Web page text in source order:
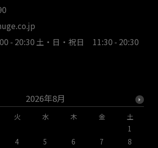
- 20:30 土・日・祝日 11:30 - 20:30
2026年8月
火 水 木 金
土
1
4 5 6 7
8